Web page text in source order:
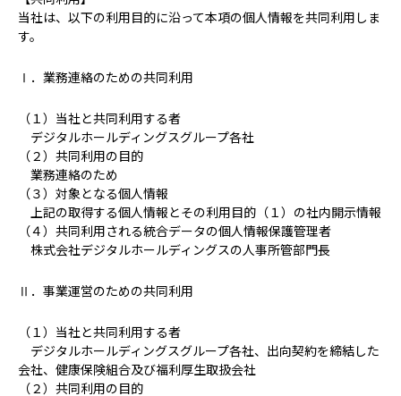
当社は、以下の利用目的に沿って本項の個人情報を共同利用しま
す。
Ⅰ．業務連絡のための共同利用
（１）当社と共同利用する者
デジタルホールディングスグループ各社
（２）共同利用の目的
業務連絡のため
（３）対象となる個人情報
上記の取得する個人情報とその利用目的（１）の社内開示情報
（４）共同利用される統合データの個人情報保護管理者
株式会社デジタルホールディングスの人事所管部門長
Ⅱ．事業運営のための共同利用
（１）当社と共同利用する者
デジタルホールディングスグループ各社、出向契約を締結した
会社、健康保険組合及び福利厚生取扱会社
（２）共同利用の目的